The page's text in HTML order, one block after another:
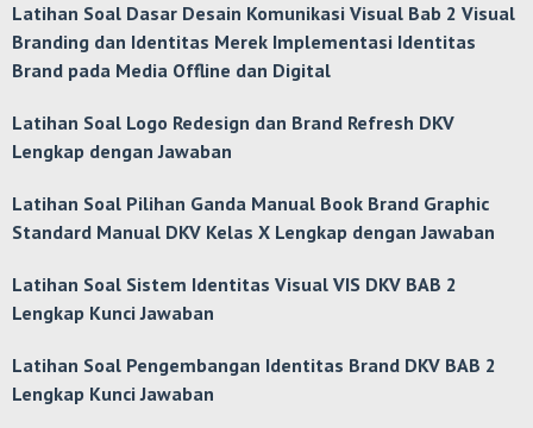
Latihan Soal Dasar Desain Komunikasi Visual Bab 2 Visual
Branding dan Identitas Merek Implementasi Identitas
Brand pada Media Offline dan Digital
Latihan Soal Logo Redesign dan Brand Refresh DKV
Lengkap dengan Jawaban
Latihan Soal Pilihan Ganda Manual Book Brand Graphic
Standard Manual DKV Kelas X Lengkap dengan Jawaban
Latihan Soal Sistem Identitas Visual VIS DKV BAB 2
Lengkap Kunci Jawaban
Latihan Soal Pengembangan Identitas Brand DKV BAB 2
Lengkap Kunci Jawaban